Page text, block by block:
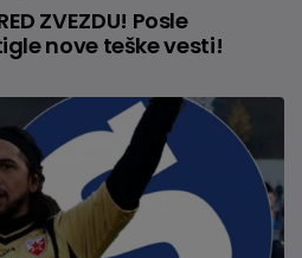
ZVEZDU! Posle
nove teške vesti!